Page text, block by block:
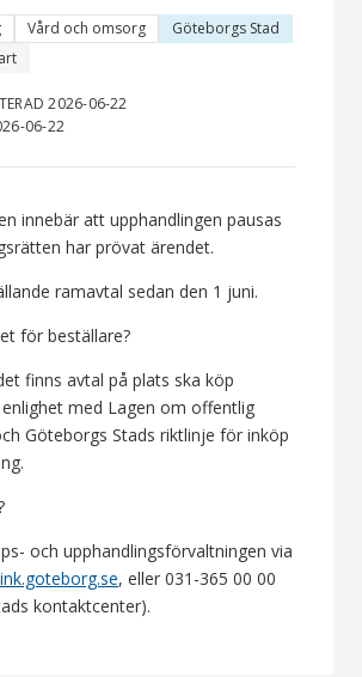
Vård och omsorg
Göteborgs Stad
2026-06-22
06-22
innebär att upphandlingen pausas
har prövat ärendet.
ramavtal sedan den 1 juni.
för beställare?
finns avtal på plats ska köp
med Lagen om offentlig
Göteborgs Stads riktlinje för inköp
och upphandlingsförvaltningen via
, eller 031-365 00 00
kontaktcenter).